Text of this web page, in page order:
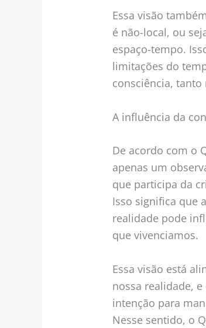
Essa visão
é não-local, ou
espaço-tempo.
limitações do
consciência,
A influência da
De acordo com o
apenas um
que participa da
Isso significa que
realidade pode
que vivenciamos.
Essa visão está
nossa realidade,
intenção para
Nesse sentido, o